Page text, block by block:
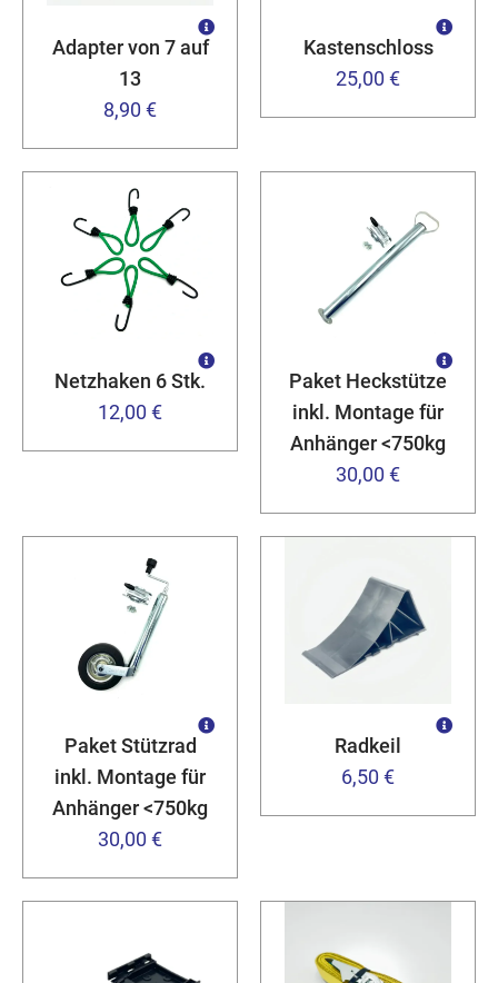
Adapter von 7 auf
13
8,90 €
Kastenschloss
25,00 €
Netzhaken 6 Stk.
12,00 €
Paket Heckstütze
inkl. Montage für
Anhänger <750kg
30,00 €
Paket Stützrad
inkl. Montage für
Anhänger <750kg
30,00 €
Radkeil
6,50 €